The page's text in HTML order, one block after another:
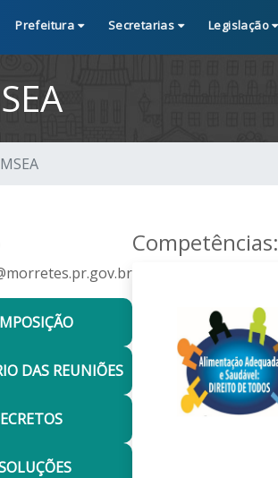
Prefeitura Secretarias Legislação
DAS REUNIÕES
Competências: